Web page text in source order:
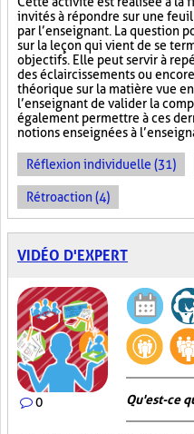
invités à répondre sur une
par l’enseignant. La question
sur la leçon qui vient de se
objectifs. Elle peut servir à
des éclaircissements ou
théorique sur la matière vue
l’enseignant de valider la
également permettre à ces
notions enseignées à
Réflexion individuelle (31)
Rétroaction (4)
VIDÉO D'EXPERT
0 Qu'est-ce